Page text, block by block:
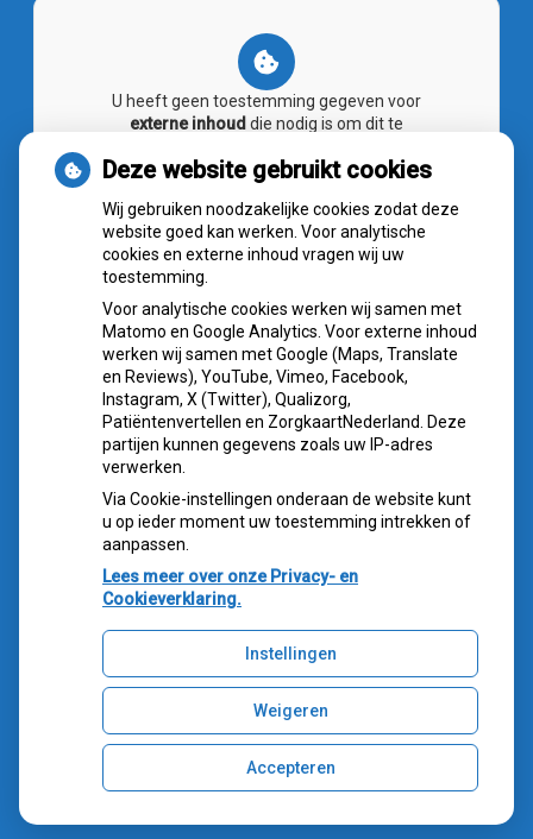
U heeft geen toestemming gegeven voor
externe inhoud die nodig is om dit te
Cookie-instellingen wijzigen
Sterke buikspieren zonder sportschool? Deze 7
activiteiten doen het werk stiekem voor jou
CZ vergoedt zorg van twee gespecialiseerde
revalidatieartsen niet meer
onderzoek veel effectiever samen
Spoedeisende hulp zag dit weekend meer mensen met
heup- en polsbreuken binnenkomen
Een recept voor een wandeling: waarom Erasmus MC
Uw Zorg Online|Beheer
Deze website gebruikt cookies
Wij gebruiken noodzakelijke cookies zodat deze
website goed kan werken. Voor analytische
cookies en externe inhoud vragen wij uw
toestemming.
Voor analytische cookies werken wij samen met
Matomo en Google Analytics. Voor externe inhoud
werken wij samen met Google (Maps, Translate
en Reviews), YouTube, Vimeo, Facebook,
Instagram, X (Twitter), Qualizorg,
Patiëntenvertellen en ZorgkaartNederland. Deze
partijen kunnen gegevens zoals uw IP-adres
verwerken.
Via Cookie-instellingen onderaan de website kunt
u op ieder moment uw toestemming intrekken of
aanpassen.
Lees meer over onze Privacy- en
Cookieverklaring.
Instellingen
Weigeren
Accepteren